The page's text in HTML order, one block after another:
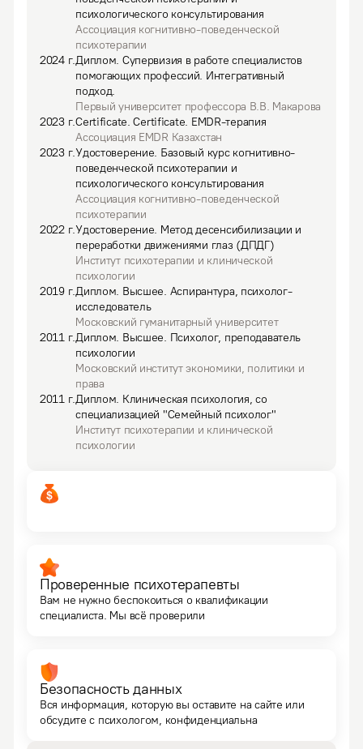
психологического консультирования
Ассоциация когнитивно-поведенческой
психотерапии
2024г.Диплом. Супервизия в работе специалистов
помогающих профессий. Интегративный
подход.
Первый университет профессора В.В. Макарова
2023г.Certificate.Certificate. EMDR-терапия
Ассоциация EMDR Казахстан
2023г.Удостоверение. Базовый курс когнитивно-
поведенческой психотерапии и
психологического консультирования
Ассоциация когнитивно-поведенческой
психотерапии
2022г.Удостоверение. Метод десенсибилизации и
переработки движениями глаз (ДПДГ)
Институт психотерапии и клинической
психологии
2019г.Диплом. Высшее. Аспирантура, психолог-
исследователь
Московский гуманитарный университет
2011г.Диплом. Высшее. Психолог, преподаватель
психологии
Московский институт экономики, политики и
права
2011г.Диплом. Клиническая психология, со
специализацией "Семейный психолог"
Институт психотерапии и клинической
психологии
Проверенные психотерапевты
Вам не нужно беспокоиться о квалификации
специалиста. Мы всё проверили
Безопасность данных
Вся информация, которую вы оставите на сайте или
обсудите с психологом, конфиденциальна